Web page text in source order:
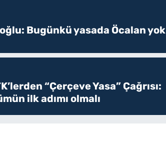
Bugünkü yasada Öcalan yok
“Çerçeve Yasa” Çağrısı:
ilk adımı olmalı